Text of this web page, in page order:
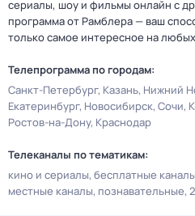
сериалы, шоу и фильмы онлайн с
программа от Рамблера — ваш
только самое интересное на
Телепрограмма по городам:
Санкт-Петербург Казань Нижний
Екатеринбург Новосибирск Сочи
Ростов-на-Дону Краснодар
Телеканалы по тематикам:
кино и сериалы бесплатные каналы
местные каналы познавательные